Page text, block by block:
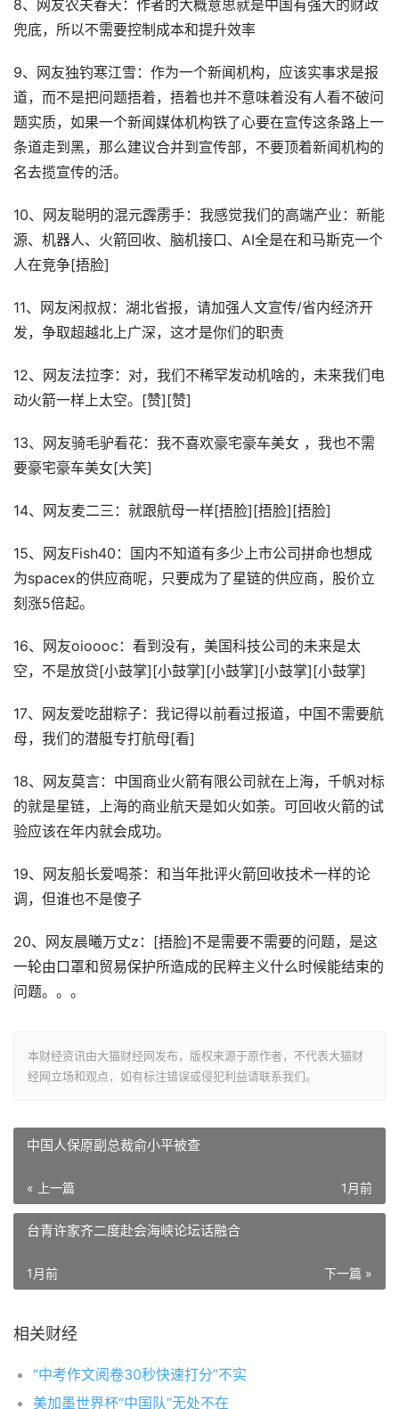
8、网友农夫春天：作者的大概意思就是中国有强大的财政
兜底，所以不需要控制成本和提升效率
9、网友独钓寒江雪：作为一个新闻机构，应该实事求是报
道，而不是把问题捂着，捂着也并不意味着没有人看不破问
题实质，如果一个新闻媒体机构铁了心要在宣传这条路上一
条道走到黑，那么建议合并到宣传部，不要顶着新闻机构的
名去揽宣传的活。
10、网友聪明的混元霹雳手：我感觉我们的高端产业：新能
源、机器人、火箭回收、脑机接口、AI全是在和马斯克一个
人在竞争[捂脸]
11、网友闲叔叔：湖北省报，请加强人文宣传/省内经济开
发，争取超越北上广深，这才是你们的职责
12、网友法拉李：对，我们不稀罕发动机啥的，未来我们电
动火箭一样上太空。[赞][赞]
13、网友骑毛驴看花：我不喜欢豪宅豪车美女 ，我也不需
要豪宅豪车美女[大笑]
14、网友麦二三：就跟航母一样[捂脸][捂脸][捂脸]
15、网友Fish40：国内不知道有多少上市公司拼命也想成
为spacex的供应商呢，只要成为了星链的供应商，股价立
刻涨5倍起。
16、网友oioooc：看到没有，美国科技公司的未来是太
空，不是放贷[小鼓掌][小鼓掌][小鼓掌][小鼓掌][小鼓掌]
17、网友爱吃甜粽子：我记得以前看过报道，中国不需要航
母，我们的潜艇专打航母[看]
18、网友莫言：中国商业火箭有限公司就在上海，千帆对标
的就是星链，上海的商业航天是如火如荼。可回收火箭的试
验应该在年内就会成功。
19、网友船长爱喝茶：和当年批评火箭回收技术一样的论
调，但谁也不是傻子
20、网友晨曦万丈z：[捂脸]不是需要不需要的问题，是这
一轮由口罩和贸易保护所造成的民粹主义什么时候能结束的
问题。。。
本财经资讯由大猫财经网发布，版权来源于原作者，不代表大猫财
经网立场和观点，如有标注错误或侵犯利益请联系我们。
中国人保原副总裁俞小平被查
« 上一篇 1月前
台青许家齐二度赴会海峡论坛话融合
下一篇 »
1月前
相关财经
“中考作文阅卷30秒快速打分”不实
美加墨世界杯“中国队”无处不在